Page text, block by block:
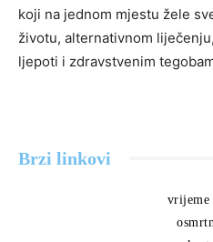
koji na jednom mjestu žele
životu, alternativnom
ljepoti i zdravstvenim
Brzi linkovi
vrijeme